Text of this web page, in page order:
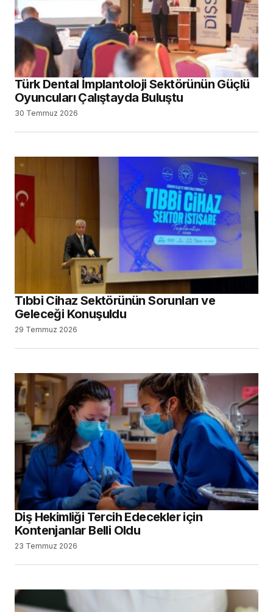
Türk Dental İmplantoloji Sektörünün Güçlü
Oyuncuları Çalıştayda Buluştu
30 Temmuz 2026
Tıbbi Cihaz Sektörünün Sorunları ve
Geleceği Konuşuldu
29 Temmuz 2026
Diş Hekimliği Tercih Edecekler için
Kontenjanlar Belli Oldu
23 Temmuz 2026